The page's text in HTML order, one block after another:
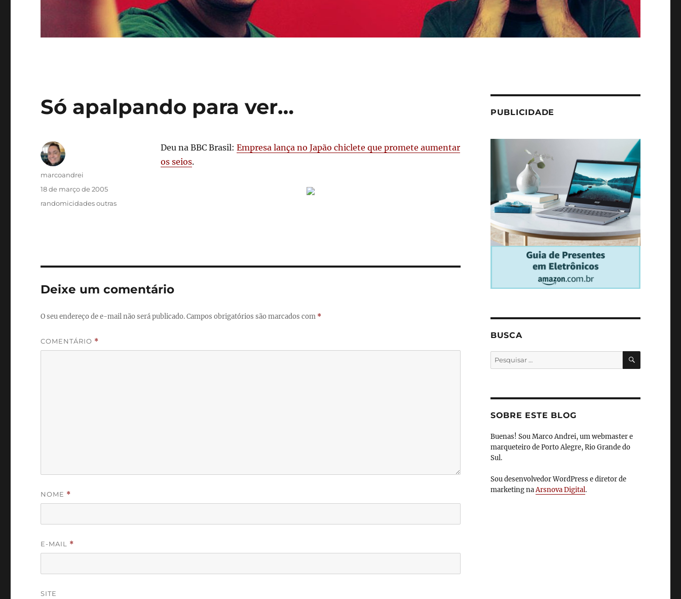
Só apalpando para ver…
Deu na BBC Brasil: Empresa lança no Japão chiclete que promete aumentar
os seios.
Autor
marcoandrei
Publicado
18 de março de 2005
Categorias
randomicidades outras
Deixe um comentário
O seu endereço de e-mail não será publicado.Campos obrigatórios são marcados com *
COMENTÁRIO *
NOME *
E-MAIL *
SITE
PUBLICIDADE
BUSCA
Pesquisar
por:
SOBRE ESTE BLOG
Buenas! Sou Marco Andrei, um webmaster e
marqueteiro de Porto Alegre, Rio Grande do
Sul.
Sou desenvolvedor WordPress e diretor de
marketing naArsnova Digital.